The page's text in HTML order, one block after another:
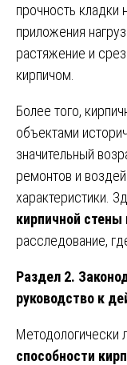
прочность кладки
приложения
растяжение и
кирпичом.
Более того,
объектами
значительный
ремонтов и
характеристики.
кирпичной стены
расследование,
Раздел 2.
руководство к
Методологически
способности